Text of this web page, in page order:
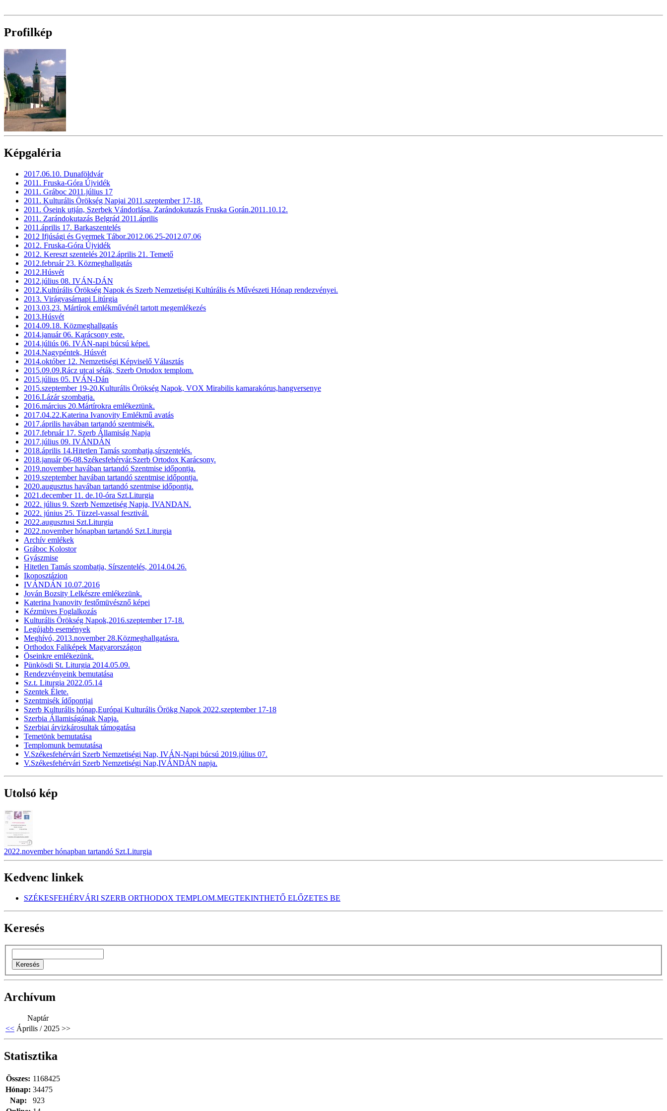
Profilkép
Képgaléria
2017.06.10. Dunaföldvár
2011. Fruska-Góra Újvidék
2011. Gráboc 2011.július 17
2011. Kulturális Örökség Napjai 2011.szeptember 17-18.
2011. Öseink utján, Szerbek Vándorlása. Zarándokutazás Fruska Gorán.2011.10.12.
2011. Zarándokutazás Belgrád 2011.április
2011.április 17. Barkaszentelés
2012 Ifjúsági és Gyermek Tábor.2012.06.25-2012.07.06
2012. Fruska-Góra Újvidék
2012. Kereszt szentelés 2012.április 21. Temető
2012.február 23. Közmeghallgatás
2012.Húsvét
2012.július 08. IVÁN-DÁN
2012.Kultúrális Örökség Napok és Szerb Nemzetiségi Kultúrális és Művészeti Hónap rendezvényei.
2013. Virágvasárnapi Litúrgia
2013.03.23. Mártírok emlékművénél tartott megemlékezés
2013.Húsvét
2014.09.18. Közmeghallgatás
2014.január 06. Karácsony este.
2014.júliús 06. IVÁN-napi búcsú képei.
2014.Nagypéntek, Húsvét
2014.október 12. Nemzetiségi Képviselő Választás
2015.09.09.Rácz utcai séták, Szerb Ortodox templom.
2015.július 05. IVÁN-Dán
2015.szeptember 19-20.Kulturális Örökség Napok, VOX Mirabilis kamarakórus,hangversenye
2016.Lázár szombatja.
2016.március 20.Mártírokra emlékeztünk.
2017.04.22.Katerina Ivanovity Emlékmű avatás
2017.április havában tartandó szentmisék.
2017.február 17. Szerb Államiság Napja
2017.július 09. IVÁNDÁN
2018.április 14.Hitetlen Tamás szombatja,sírszentelés.
2018.január 06-08.Székesfehérvár.Szerb Ortodox Karácsony.
2019.november havában tartandó Szentmise időpontja.
2019.szeptember havában tartandó szentmise időpontja.
2020.augusztus havában tartandó szentmise időpontja.
2021.december 11. de.10-óra Szt.Liturgia
2022. július 9. Szerb Nemzetiség Napja, IVANDAN.
2022. június 25. Tüzzel-vassal fesztivál.
2022.augusztusi Szt.Liturgia
2022.november hónapban tartandó Szt.Liturgia
Archív emlékek
Gráboc Kolostor
Gyászmise
Hitetlen Tamás szombatja, Sírszentelés, 2014.04.26.
Ikonosztázion
IVÁNDÁN 10.07.2016
Jován Bozsity Lelkészre emlékezünk.
Katerina Ivanovity festőmüvésznő képei
Kézmüves Foglalkozás
Kulturális Örökség Napok,2016.szeptember 17-18.
Legújabb események
Meghívó, 2013.november 28.Közmeghallgatásra.
Orthodox Faliképek Magyarországon
Öseinkre emlékezünk.
Pünkösdi St. Liturgia 2014.05.09.
Rendezvényeink bemutatása
Sz.t. Liturgia 2022.05.14
Szentek Élete.
Szentmisék ídőpontjai
Szerb Kulturális hónap,Európai Kulturális Örökg Napok 2022.szeptember 17-18
Szerbia Államiságának Napja.
Szerbiai árvizkárosultak támogatása
Temetönk bemutatása
Templomunk bemutatása
V.Székesfehérvári Szerb Nemzetiségi Nap, IVÁN-Napi búcsú 2019.július 07.
V.Székesfehérvári Szerb Nemzetiségi Nap,IVÁNDÁN napja.
Utolsó kép
2022.november hónapban tartandó Szt.Liturgia
Kedvenc linkek
SZÉKESFEHÉRVÁRI SZERB ORTHODOX TEMPLOM.MEGTEKINTHETŐ ELŐZETES BE
Keresés
Archívum
Naptár
<< Április / 2025 >>
Statisztika
Összes: 1168425
Hónap: 34475
Nap:
923